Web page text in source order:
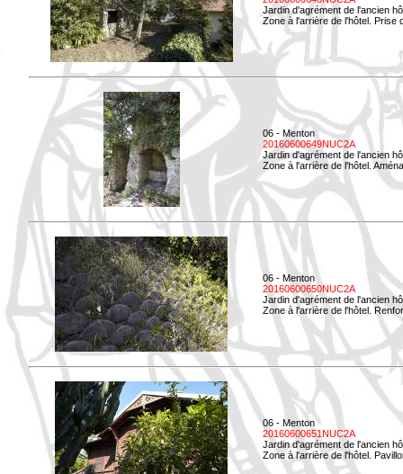
Jardin d'agrément de l'ancien
Zone à l'arrière de l'hôtel. Prise
06 - Menton
20160600649NUC2A
Jardin d'agrément de l'ancien
Zone à l'arrière de l'hôtel.
06 - Menton
20160600650NUC2A
Jardin d'agrément de l'ancien
Zone à l'arrière de l'hôtel.
06 - Menton
20160600651NUC2A
Jardin d'agrément de l'ancien
Zone à l'arrière de l'hôtel.